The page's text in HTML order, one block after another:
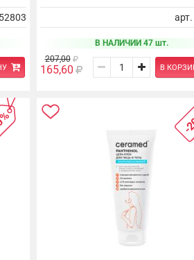
В НАЛИЧИИ 47 шт.
207,00
165,60 В
-